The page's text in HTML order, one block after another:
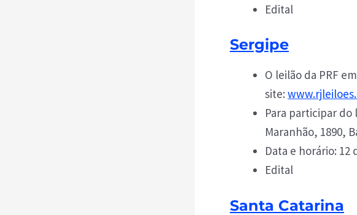
Edital
Sergipe
O leilão da PRF
site:
Para participar do
Maranhão, 1890,
Data e horário: 12
Edital
Santa Catarina